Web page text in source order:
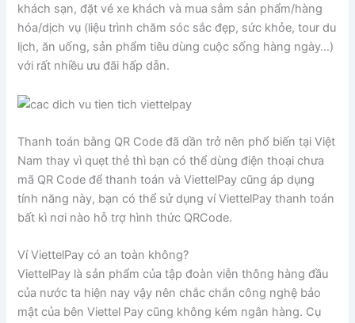
khách sạn, đặt vé xe khách và mua sắm sản phẩm/hàng
hóa/dịch vụ (liệu trình chăm sóc sắc đẹp, sức khỏe, tour du
lịch, ăn uống, sản phẩm tiêu dùng cuộc sống hàng ngày…)
với rất nhiều ưu đãi hấp dẫn.
Thanh toán bằng QR Code đã dần trở nên phổ biến tại Việt
Nam thay vì quẹt thẻ thì bạn có thể dùng điện thoại chưa
mã QR Code để thanh toán và ViettelPay cũng áp dụng
tính năng này, bạn có thể sử dụng ví ViettelPay thanh toán
bất kì nơi nào hỗ trợ hình thức QRCode.
Ví ViettelPay có an toàn không?
ViettelPay là sản phẩm của tập đoàn viễn thông hàng đầu
của nước ta hiện nay vậy nên chắc chắn công nghệ bảo
mật của bên Viettel Pay cũng không kém ngân hàng. Cụ